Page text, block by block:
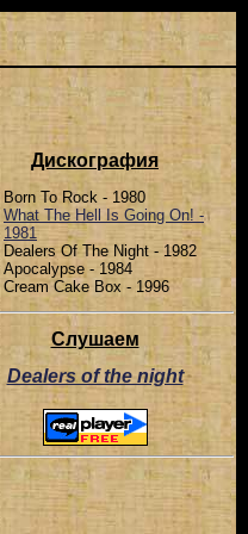
Дискография
Born To Rock - 1980
What The Hell Is Going On! -
1981
Dealers Of The Night - 1982
Apocalypse - 1984
Cream Cake Box - 1996
Слушаем
Dealers of the night